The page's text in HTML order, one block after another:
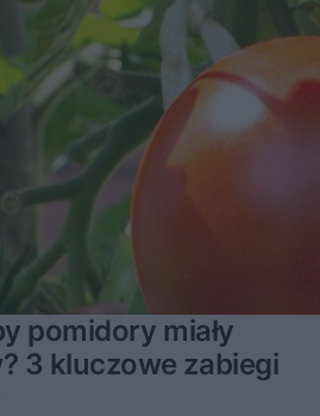
pomidory miały
3 kluczowe zabiegi